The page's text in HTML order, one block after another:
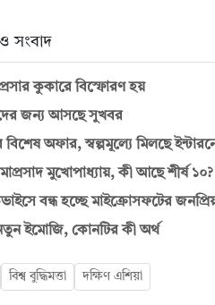
সংবাদ
কুকারে বিস্ফোরণ হয়
জন্য আসছে সুখবর
অফার, স্বল্পমূল্যে মিলছে
মুখোপাধ্যায়, কী আছে শীর্ষ ১০?
বন্ধ হচ্ছে মাইক্রোসফটের
ইমোজি, কোনটির কী অর্থ
বিশ্ব বুদ্ধিমত্তা দক্ষিণ এশিয়া